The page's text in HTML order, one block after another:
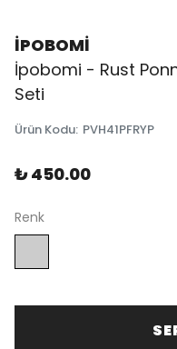
İPOBOMİ
İpobomi - Rust
Seti
Ürün Kodu: PVH41PFRYP
₺ 450.00
Renk